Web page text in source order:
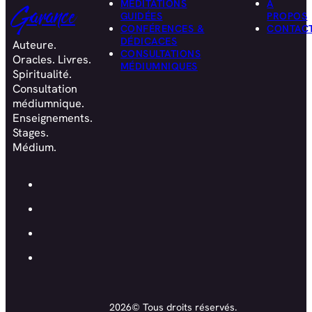
Garance
Auteure.
Oracles. Livres.
Spiritualité.
Consultation
médiumnique.
Enseignements.
Stages.
Médium.
MÉDITATIONS
GUIDÉES
CONFÉRENCES &
DÉDICACES
CONSULTATIONS
MÉDIUMNIQUES
À
PROPOS
2026© Tous droits réservés.